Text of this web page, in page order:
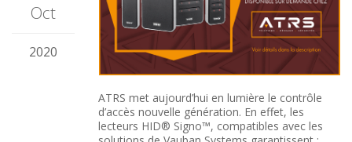
Oct
2020
ATRS met aujourd’hui en lumière le contrôle
d’accès nouvelle génération. En effet, les
lecteurs HID® Signo™, compatibles avec les